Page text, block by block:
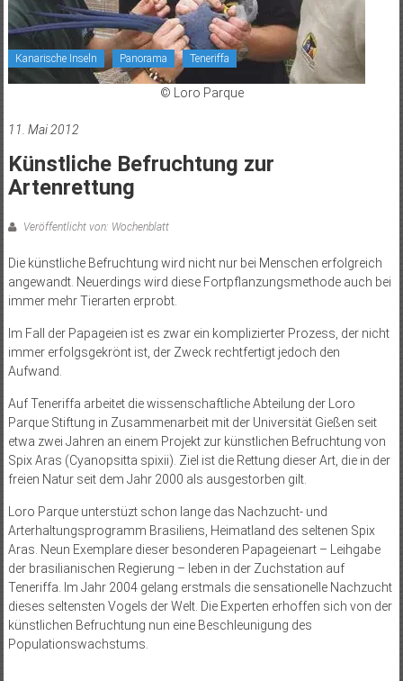
Kanarische Inseln Panorama Teneriffa
© Loro Parque
11. Mai 2012
Künstliche Befruchtung zur
Artenrettung
Veröffentlicht von: Wochenblatt
Die künstliche Befruchtung wird nicht nur bei Menschen erfolgreich
angewandt. Neuerdings wird diese Fortpflanzungsmethode auch bei
immer mehr Tierarten erprobt.
Im Fall der Papageien ist es zwar ein komplizierter Prozess, der nicht
immer erfolgsgekrönt ist, der Zweck rechtfertigt jedoch den
Aufwand.
Auf Teneriffa arbeitet die wissenschaftliche Abteilung der Loro
Parque Stiftung in Zusammenarbeit mit der Universität Gießen seit
etwa zwei Jahren an einem Projekt zur künstlichen Befruchtung von
Spix Aras (Cyanopsitta spixii). Ziel ist die Rettung dieser Art, die in der
freien Natur seit dem Jahr 2000 als ausgestorben gilt.
Loro Parque unterstüzt schon lange das Nachzucht- und
Arterhaltungsprogramm Brasiliens, Heimatland des seltenen Spix
Aras. Neun Exemplare dieser besonderen Papageienart – Leihgabe
der brasilianischen Regierung – leben in der Zuchstation auf
Teneriffa. Im Jahr 2004 gelang erstmals die sensationelle Nachzucht
dieses seltensten Vogels der Welt. Die Experten erhoffen sich von der
künstlichen Befruchtung nun eine Beschleunigung des
Populationswachstums.